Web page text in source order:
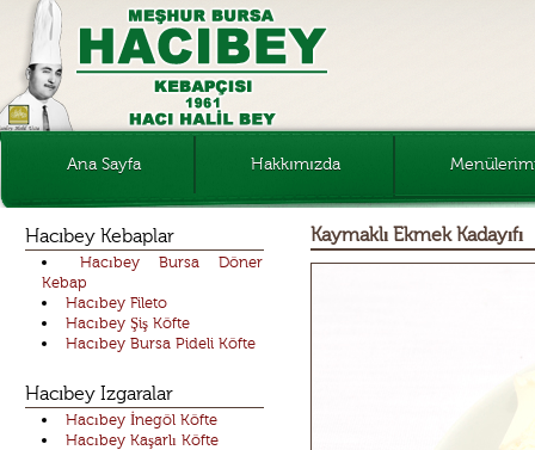
Ana Sayfa Hakkımızda
Kebaplar
Hacıbey Kebaplar
Hacıbey Bursa Döner
Kebap
Hacıbey Fileto
Hacıbey Şiş Köfte
Hacıbey Bursa Pideli Köfte
Hacıbey Izgaralar
Hacıbey İnegöl Köfte
Hacıbey Kaşarlı Köfte
Kaymaklı Ekmek Kadayıfı